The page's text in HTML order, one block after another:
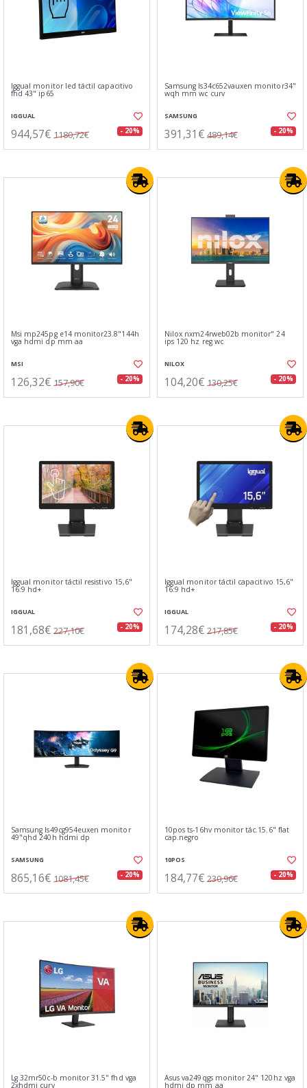
Iggual monitor led táctil capacitivo
fhd 43" ip65
IGGUAL
944,57€ 1180,72€ - 20%
Samsung ls34c652vauxen monitor34"
wqh mm wc curv
SAMSUNG
391,31€ 489,14€ - 20%
Msi mp245pg e14 monitor23.8"144h
vga hdmi dp mm aa
MSI
126,32€ 157,90€ - 20%
Nilox nxm24rweb02b monitor" 24
ips 120 hz reg wc
NILOX
104,20€ 130,25€ - 20%
Iggual monitor táctil resistivo 15,6"
16:9 hd+
IGGUAL
181,68€ 227,10€ - 20%
Iggual monitor táctil capacitivo 15,6"
16:9 hd+
IGGUAL
174,28€ 217,85€ - 20%
Samsung ls49cg954euxen monitor
49"qhd 240h hdmi dp
SAMSUNG
865,16€ 1081,45€ - 20%
10pos ts-16hv monitor tác.15.6" flat
cap.negro
10POS
184,77€ 230,96€ - 20%
Lg 32mr50c-b monitor 31.5" fhd vga
2xhdmi curv
Asus va249qgs monitor 24" 120hz vga
hdmi dp mm aa